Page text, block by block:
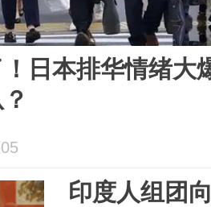
日本排华情绪大
印度人组团